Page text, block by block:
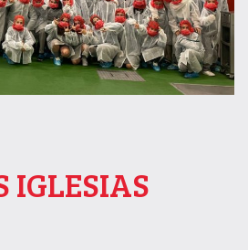
IGLESIAS